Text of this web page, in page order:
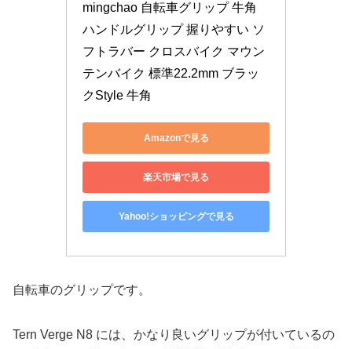
mingchao 自転車グリップ 牛角
ハンドルグリップ 握りやすい ソ
フトラバー クロスバイク マウン
テンバイク 標準22.2mm ブラッ
クStyle 牛角
Amazonで見る
楽天市場で見る
Yahoo!ショッピングで見る
自転車のグリップです。
Tern Verge N8 には、かなり良いグリップが付いているの